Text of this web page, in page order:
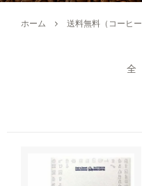
デカフェについて
定期便
スペシャルティコーヒー
ホーム 送料無料（コーヒー
全